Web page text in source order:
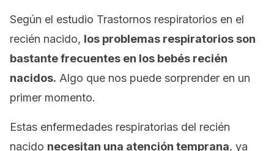
Según el estudio Trastornos respiratorios en el
recién nacido, los problemas respiratorios son
bastante frecuentes en los bebés recién
nacidos. Algo que nos puede sorprender en un
primer momento.
Estas enfermedades respiratorias del recién
nacido necesitan una atención temprana, ya